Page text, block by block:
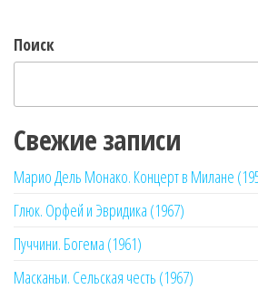
Поиск
Свежие записи
Марио Дель Монако. Концерт в Милане
Глюк. Орфей и Эвридика (1967)
Пуччини. Богема (1961)
Масканьи. Сельская честь (1967)